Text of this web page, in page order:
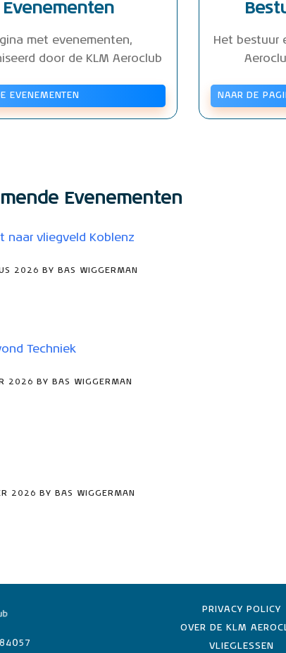
Evenementen
met evenementen,
door de KLM Aeroclub
EVENEMENTEN
Het bestuur
NAAR DE
Evenementen
naar vliegveld Koblenz
2026 BY BAS WIGGERMAN
Techniek
2026 BY BAS WIGGERMAN
2026 BY BAS WIGGERMAN
PRIVACY POLICY
OVER DE KLM
VLIEGLESSEN